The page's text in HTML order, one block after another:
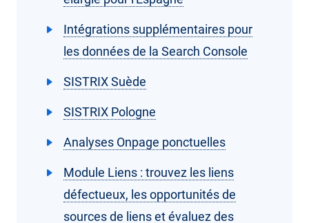
Intégrations supplémentaires pour
les données de la Search Console
SISTRIX Suède
SISTRIX Pologne
Analyses Onpage ponctuelles
Module Liens : trouvez les liens
défectueux, les opportunités de
sources de liens et évaluez des